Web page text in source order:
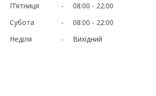
Пʼятниця
08:00
22:00
Субота
08:00
22:00
Неділя
Вихідний